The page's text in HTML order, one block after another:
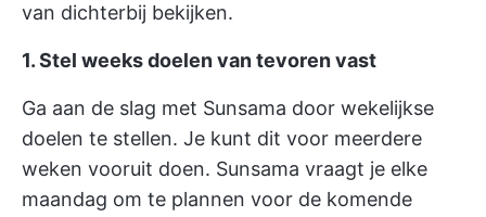
van dichterbij bekijken.
1. Stel weeks doelenvan tevorenvast
Ga aan de slag met Sunsama door wekelijkse
doelen te stellen. Je kunt dit voor meerdere
weken vooruit doen. Sunsama vraagt je elke
maandag om te plannen voor de komende